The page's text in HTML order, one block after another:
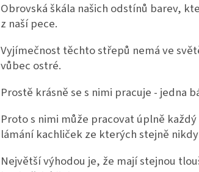
Obrovská škála našich odstínů barev,
z naší pece.
Vyjímečnost těchto střepů nemá ve
vůbec ostré.
Prostě krásně se s nimi pracuje - jedna
Proto s nimi může pracovat úplně
lámání kachliček ze kterých stejně
Největší výhodou je, že mají stejnou